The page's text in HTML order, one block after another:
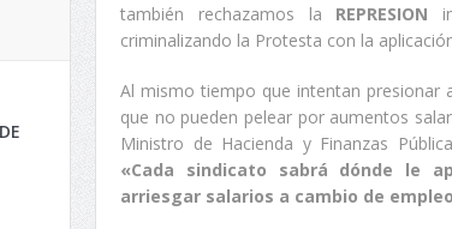
también rechazamos la REPRESION
criminalizando la Protesta con la
Al mismo tiempo que intentan presionar
que no pueden pelear por aumentos
Ministro de Hacienda y Finanzas
«Cada sindicato sabrá dónde le
arriesgar salarios a cambio de